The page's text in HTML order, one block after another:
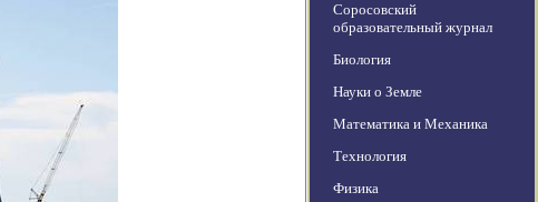
Соросовский
образовательный журнал
Биология
Науки о Земле
Математика и Механика
Технология
Физика